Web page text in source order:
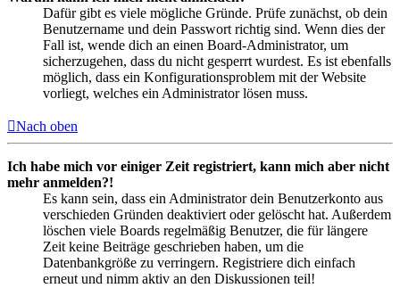
Dafür gibt es viele mögliche Gründe. Prüfe zunächst, ob dein
Benutzername und dein Passwort richtig sind. Wenn dies der
Fall ist, wende dich an einen Board-Administrator, um
sicherzugehen, dass du nicht gesperrt wurdest. Es ist ebenfalls
möglich, dass ein Konfigurationsproblem mit der Website
vorliegt, welches ein Administrator lösen muss.
Nach oben
Ich habe mich vor einiger Zeit registriert, kann mich aber nicht
mehr anmelden?!
Es kann sein, dass ein Administrator dein Benutzerkonto aus
verschieden Gründen deaktiviert oder gelöscht hat. Außerdem
löschen viele Boards regelmäßig Benutzer, die für längere
Zeit keine Beiträge geschrieben haben, um die
Datenbankgröße zu verringern. Registriere dich einfach
erneut und nimm aktiv an den Diskussionen teil!